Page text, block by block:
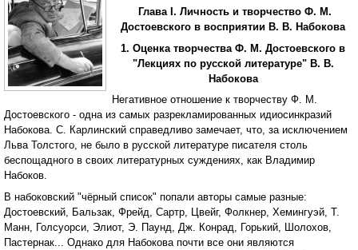
Глава I. Личность и творчество Ф. М.
Достоевского в восприятии В. В. Набокова
1. Оценка творчества Ф. М. Достоевского в
"Лекциях по русской литературе" В. В.
Набокова
Негативное отношение к творчеству Ф. М.
Достоевского - одна из самых разрекламированных идиосинкразий
Набокова. С. Карлинский справедливо замечает, что, за исключением
Льва Толстого, не было в русской литературе писателя столь
беспощадного в своих литературных суждениях, как Владимир
Набоков.
В набоковский "чёрный список" попали авторы самые разные:
Достоевский, Бальзак, Фрейд, Сартр, Цвейг, Фолкнер, Хемингуэй, Т.
Манн, Голсуорси, Элиот, Э. Паунд, Дж. Конрад, Горький, Шолохов,
Пастернак... Однако для Набокова почти все они являются